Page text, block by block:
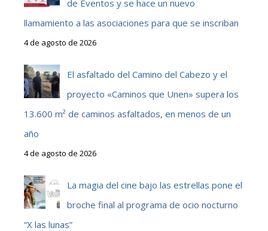
de Eventos y se hace un nuevo
llamamiento a las asociaciones para que se inscriban
4 de agosto de 2026
El asfaltado del Camino del Cabezo y el
proyecto «Caminos que Unen» supera los
13.600 m² de caminos asfaltados, en menos de un
año
4 de agosto de 2026
La magia del cine bajo las estrellas pone el
broche final al programa de ocio nocturno
“X las lunas”